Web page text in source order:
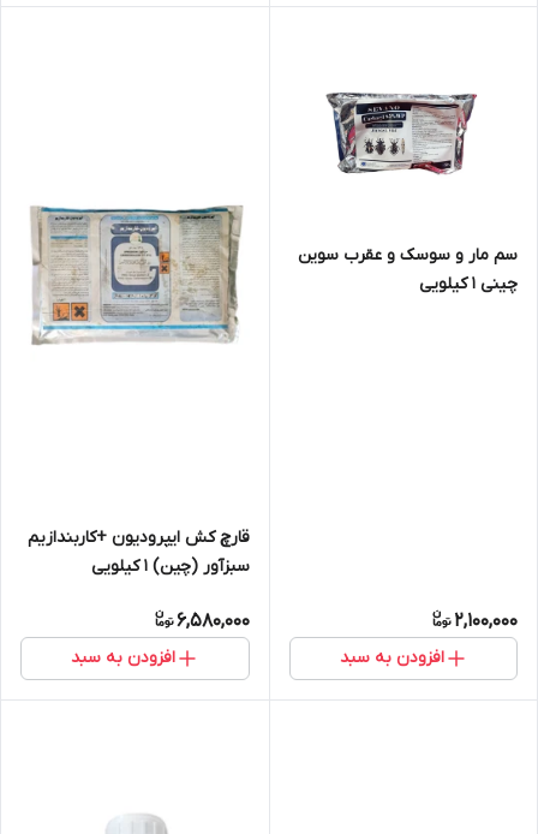
سم مار و سوسک و عقرب سوین
چینی 1 کیلویی
2,100,000
افزودن به سبد
قارچ کش ایپرودیون +کاربندازیم
سبزآور (چین) 1 کیلویی
6,580,000
افزودن به سبد